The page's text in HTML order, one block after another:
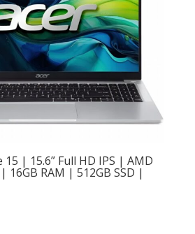
15 | 15.6” Full HD IPS | AMD
16GB RAM | 512GB SSD |